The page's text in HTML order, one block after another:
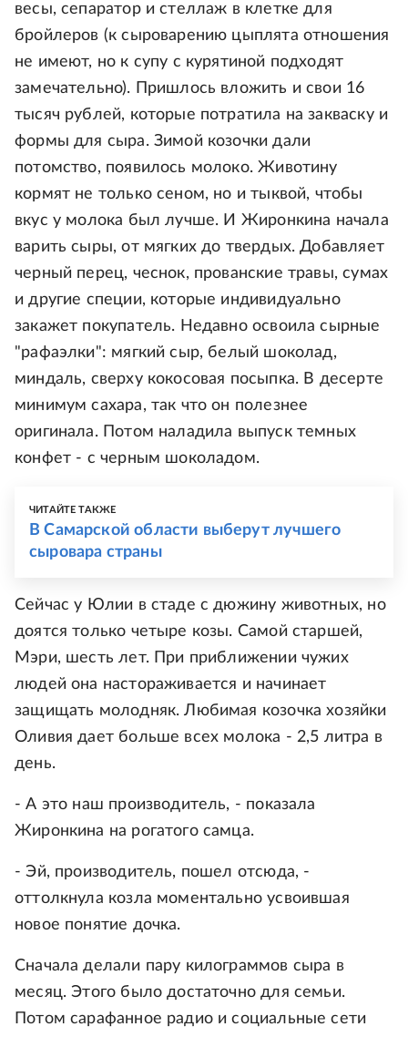
весы, сепаратор и стеллаж в клетке для
бройлеров (к сыроварению цыплята отношения
не имеют, но к супу с курятиной подходят
замечательно). Пришлось вложить и свои 16
тысяч рублей, которые потратила на закваску и
формы для сыра. Зимой козочки дали
потомство, появилось молоко. Животину
кормят не только сеном, но и тыквой, чтобы
вкус у молока был лучше. И Жиронкина начала
варить сыры, от мягких до твердых. Добавляет
черный перец, чеснок, прованские травы, сумах
и другие специи, которые индивидуально
закажет покупатель. Недавно освоила сырные
"рафаэлки": мягкий сыр, белый шоколад,
миндаль, сверху кокосовая посыпка. В десерте
минимум сахара, так что он полезнее
оригинала. Потом наладила выпуск темных
конфет - с черным шоколадом.
ЧИТАЙТЕ ТАКЖЕ
В Самарской области выберут лучшего
сыровара страны
Сейчас у Юлии в стаде с дюжину животных, но
доятся только четыре козы. Самой старшей,
Мэри, шесть лет. При приближении чужих
людей она настораживается и начинает
защищать молодняк. Любимая козочка хозяйки
Оливия дает больше всех молока - 2,5 литра в
день.
- А это наш производитель, - показала
Жиронкина на рогатого самца.
- Эй, производитель, пошел отсюда, -
оттолкнула козла моментально усвоившая
новое понятие дочка.
Сначала делали пару килограммов сыра в
месяц. Этого было достаточно для семьи.
Потом сарафанное радио и социальные сети